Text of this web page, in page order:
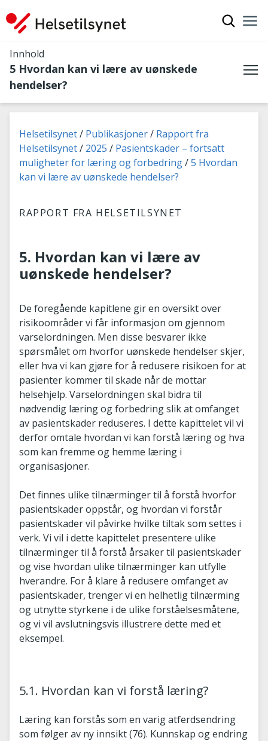
Innhold
5 Hvordan kan vi lære av uønskede
hendelser?
Du er her:
Helsetilsynet Publikasjoner
Rapport fra
Helsetilsynet
2025
Pasientskader – fortsatt
muligheter for læring og forbedring
5 Hvordan
kan vi lære av uønskede hendelser?
RAPPORT FRA HELSETILSYNET
5. Hvordan kan vi lære av
uønskede hendelser?
De foregående kapitlene gir en oversikt over
risikoområder vi får informasjon om gjennom
varselordningen. Men disse besvarer ikke
spørsmålet om hvorfor uønskede hendelser skjer,
eller hva vi kan gjøre for å redusere risikoen for at
pasienter kommer til skade når de mottar
helsehjelp. Varselordningen skal bidra til
nødvendig læring og forbedring slik at omfanget
av pasientskader reduseres. I dette kapittelet vil vi
derfor omtale hvordan vi kan forstå læring og hva
som kan fremme og hemme læring i
organisasjoner.
Det finnes ulike tilnærminger til å forstå hvorfor
pasientskader oppstår, og hvordan vi forstår
pasientskader vil påvirke hvilke tiltak som settes i
verk. Vi vil i dette kapittelet presentere ulike
tilnærminger til å forstå årsaker til pasientskader
og vise hvordan ulike tilnærminger kan utfylle
hverandre. For å klare å redusere omfanget av
pasientskader, trenger vi en helhetlig tilnærming
og utnytte styrkene i de ulike forståelsesmåtene,
og vi vil avslutningsvis illustrere dette med et
eksempel.
5.1. Hvordan kan vi forstå læring?
Læring kan forstås som en varig atferdsendring
som følger av ny innsikt (76). Kunnskap og endring